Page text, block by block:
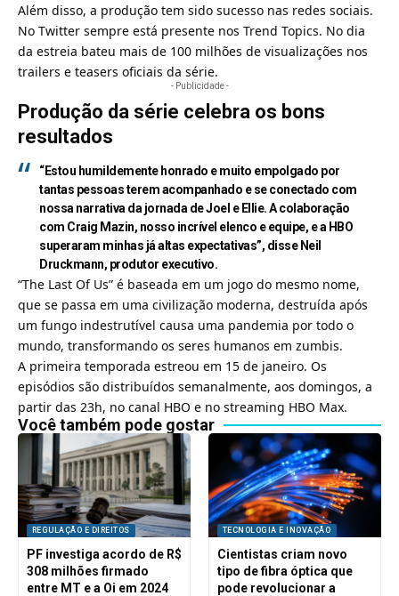
Além disso, a produção tem sido sucesso nas redes sociais.
No Twitter sempre está presente nos Trend Topics. No dia
da estreia bateu mais de 100 milhões de visualizações nos
trailers e teasers oficiais da série.
- Publicidade -
Produção da série celebra os bons
resultados
“Estou humildemente honrado e muito empolgado por
tantas pessoas terem acompanhado e se conectado com
nossa narrativa da jornada de Joel e Ellie. A colaboração
com Craig Mazin, nosso incrível elenco e equipe, e a HBO
superaram minhas já altas expectativas”, disse Neil
Druckmann, produtor executivo.
“The Last Of Us” é baseada em um jogo do mesmo nome,
que se passa em uma civilização moderna, destruída após
um fungo indestrutível causa uma pandemia por todo o
mundo, transformando os seres humanos em zumbis.
A primeira temporada estreou em 15 de janeiro. Os
episódios são distribuídos semanalmente, aos domingos, a
partir das 23h, no canal HBO e no streaming HBO Max.
Você também pode gostar
REGULAÇÃO E DIREITOS
PF investiga acordo de R$
308 milhões firmado
entre MT e a Oi em 2024
TECNOLOGIA E INOVAÇÃO
Cientistas criam novo
tipo de fibra óptica que
pode revolucionar a